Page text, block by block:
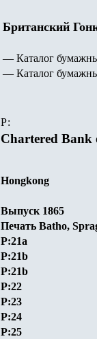
Британский
— Каталог
— Каталог
Р:
Chartered
Hongkong
Выпуск 1865
Печать Batho,
P:21a
P:21b
P:21b
P:22
P:23
P:24
P:25